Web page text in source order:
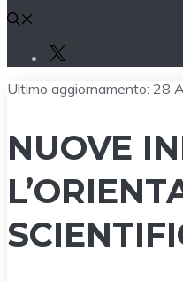
Ultimo aggiornamento: 28
NUOVE